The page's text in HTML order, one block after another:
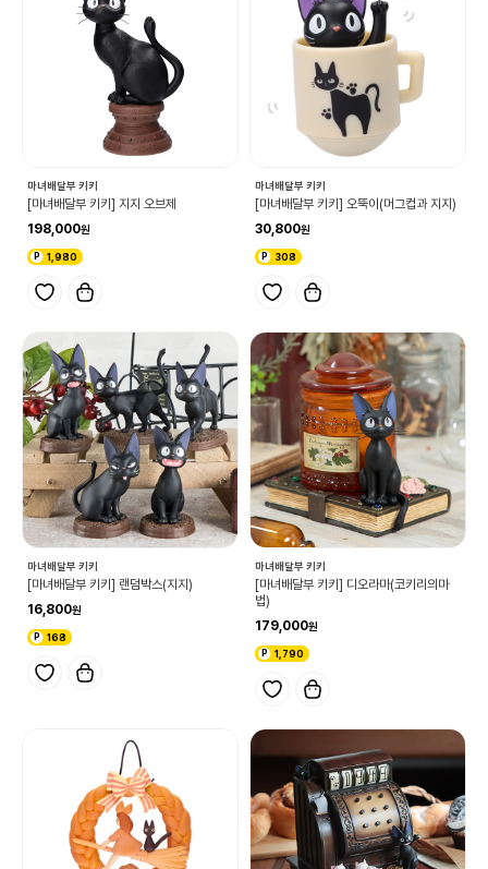
마녀배달부 키키
[마녀배달부 키키] 지지 오브제
198,000
1,980
마녀배달부 키키
[마녀배달부 키키] 오뚝이(머그컵과 지지)
30,800
308
마녀배달부 키키
[마녀배달부 키키] 랜덤박스(지지)
16,800
168
마녀배달부 키키
[마녀배달부 키키] 디오라마(코키리의마
법)
179,000
1,790